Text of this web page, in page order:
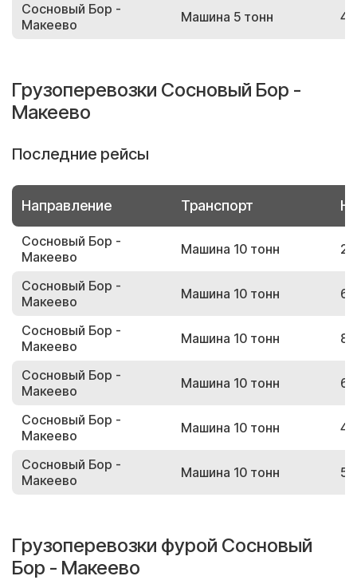
Сосновый Бор -
Макеево
Машина 5 тонн
Грузоперевозки Сосновый Бор -
Макеево
Последние рейсы
Направление Транспорт
Сосновый Бор -
Макеево
Машина 10 тонн
Сосновый Бор -
Макеево
Машина 10 тонн
Сосновый Бор -
Макеево
Машина 10 тонн
Сосновый Бор -
Макеево
Машина 10 тонн
Сосновый Бор -
Макеево
Машина 10 тонн
Сосновый Бор -
Макеево
Машина 10 тонн
Грузоперевозки фурой Сосновый
Бор - Макеево